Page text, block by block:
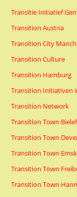
Transitie Initiatief
Transition Austria
Transition City
Transition Culture
Transition Hamburg
Transition Initiativen
Transition Network
Transition Town
Transition Town
Transition Town
Transition Town
Transition Town